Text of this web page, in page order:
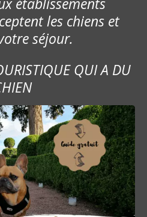
les chiens et
séjour.
QUI A DU